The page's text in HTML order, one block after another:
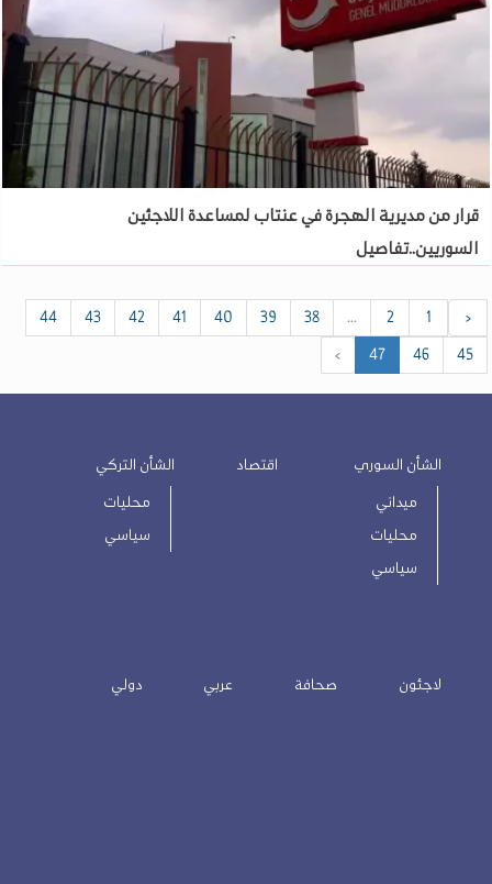
قرار من مديرية الهجرة في عنتاب لمساعدة اللاجئين
السوريين..تفاصيل
‹
1
2
...
38
39
40
41
42
43
44
45
46
47
›
الشأن السوري
ميداني
محليات
سياسي
اقتصاد الشأن التركي
محليات
سياسي
لاجئون صحافة عربي دولي